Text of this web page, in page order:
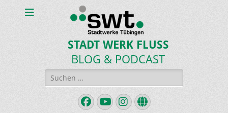
STADT WERK FLUSS
BLOG & PODCAST
Suchen
nach:
Facebook
YouTube
Instagram
Website